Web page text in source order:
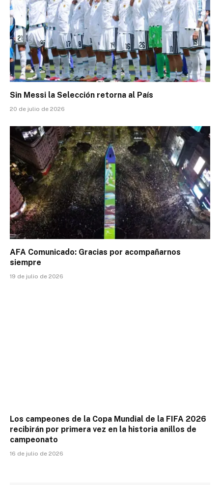
Sin Messi la Selección retorna al País
20 de julio de 2026
AFA Comunicado: Gracias por acompañarnos
siempre
19 de julio de 2026
Los campeones de la Copa Mundial de la FIFA 2026
recibirán por primera vez en la historia anillos de
campeonato
16 de julio de 2026